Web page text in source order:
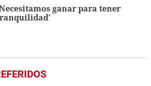
ganar para tener